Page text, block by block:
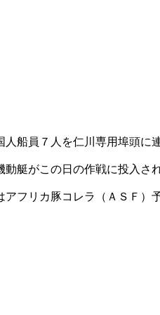
船員７人を仁川専用埠頭に
艇がこの日の作戦に投入さ
フリカ豚コレラ（ＡＳＦ）